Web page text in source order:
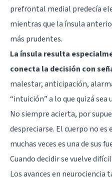
prefrontal medial predecía
mientras que la ínsula
más prudentes.
La ínsula resulta
conecta la decisión con
malestar, anticipación,
“intuición” a lo que quizá
No siempre acierta, por
despreciarse. El cuerpo no
muchas veces es una de sus
Cuando decidir se vuelve difícil
Los avances en